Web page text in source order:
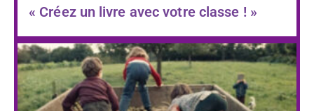
« Créez un livre avec votre classe ! »